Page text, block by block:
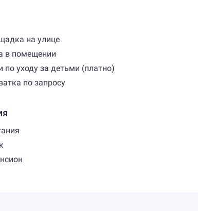
на улице
в помещении
по уходу за детьми (платно)
по запросу